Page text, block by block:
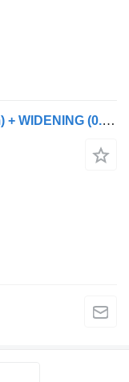
Vang ATHLS 111 EXTANDABLE (3m) + WIDENING (0.4m)